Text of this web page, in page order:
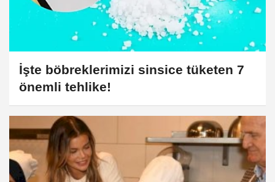
İşte böbreklerimizi sinsice tüketen 7
önemli tehlike!